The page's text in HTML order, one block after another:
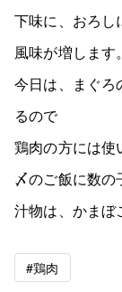
下味に、おろし
風味が増します。
今日は、まぐろ
るので
鶏肉の方には使
〆のご飯に数の
汁物は、かまぼ
#鶏肉